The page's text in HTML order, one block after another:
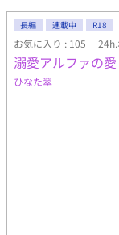
ー 異世界ファン
長編 連載中 R18
お気に入り : 105
溺愛アルファの
ひなた翠